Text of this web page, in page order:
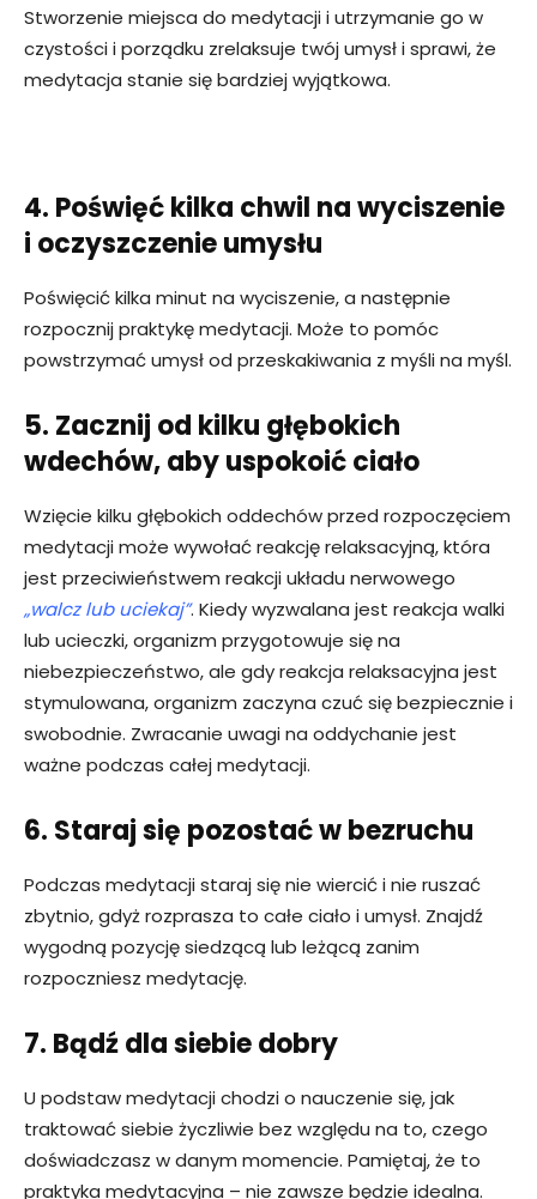
Stworzenie miejsca do medytacji i utrzymanie go w
czystości i porządku zrelaksuje twój umysł i sprawi, że
medytacja stanie się bardziej wyjątkowa.
4. Poświęć kilka chwil na wyciszenie
i oczyszczenie umysłu
Poświęcić kilka minut na wyciszenie, a następnie
rozpocznij praktykę medytacji. Może to pomóc
powstrzymać umysł od przeskakiwania z myśli na myśl.
5. Zacznij od kilku głębokich
wdechów, aby uspokoić ciało
Wzięcie kilku głębokich oddechów przed rozpoczęciem
medytacji może wywołać reakcję relaksacyjną, która
jest przeciwieństwem reakcji układu nerwowego
„walcz lub uciekaj”. Kiedy wyzwalana jest reakcja walki
lub ucieczki, organizm przygotowuje się na
niebezpieczeństwo, ale gdy reakcja relaksacyjna jest
stymulowana, organizm zaczyna czuć się bezpiecznie i
swobodnie. Zwracanie uwagi na oddychanie jest
ważne podczas całej medytacji.
6. Staraj się pozostać w bezruchu
Podczas medytacji staraj się nie wiercić i nie ruszać
zbytnio, gdyż rozprasza to całe ciało i umysł. Znajdź
wygodną pozycję siedzącą lub leżącą zanim
rozpoczniesz medytację.
7. Bądź dla siebie dobry
U podstaw medytacji chodzi o nauczenie się, jak
traktować siebie życzliwie bez względu na to, czego
doświadczasz w danym momencie. Pamiętaj, że to
praktyka medytacyjna – nie zawsze będzie idealna.